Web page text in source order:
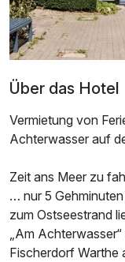
Ausstattung
Für 4 Tage
Über das Hotel
Vermietung von
Achterwasser auf
Zeit ans Meer zu
… nur 5
zum Ostseestrand
„Am
Fischerdorf Warthe